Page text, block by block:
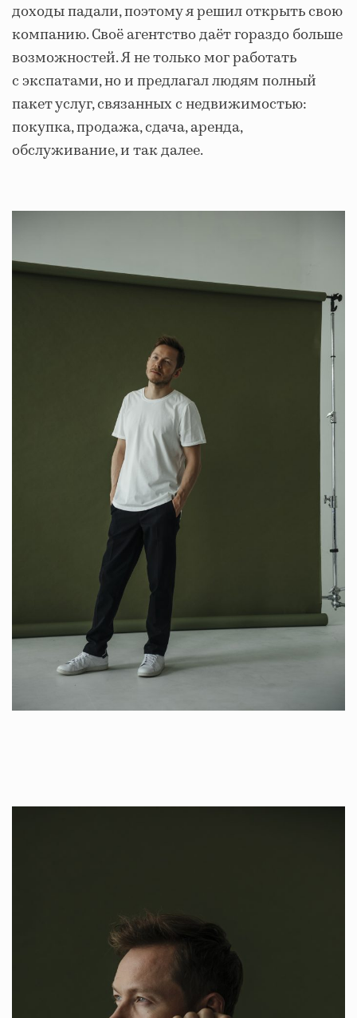
доходы падали, поэтому я решил открыть свою
компанию. Своё агентство даёт гораздо больше
возможностей. Я не только мог работать
с экспатами, но и предлагал людям полный
пакет услуг, связанных с недвижимостью:
покупка, продажа, сдача, аренда,
обслуживание, и так далее.